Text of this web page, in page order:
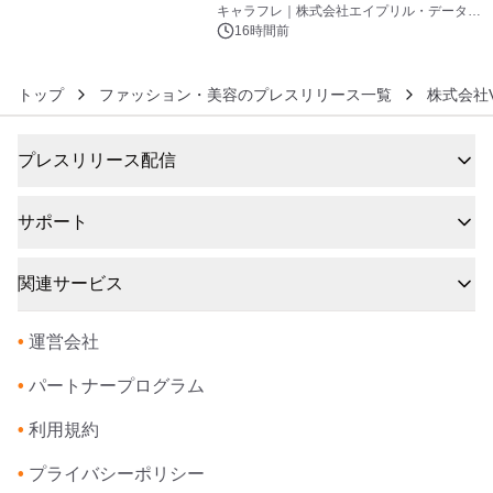
キャラフレ｜株式会社エイプリル・データ・
デザインズ
16時間前
トップ ファッション・美容のプレスリリース一覧 株式会社
プレスリリース配信
サポート
関連サービス
• 運営会社
• パートナープログラム
• 利用規約
• プライバシーポリシー